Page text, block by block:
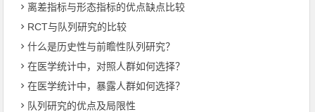
离差指标与形态指标的优点缺点比较
RCT与队列研究的比较
什么是历史性与前瞻性队列研究？
在医学统计中，对照人群如何选择？
在医学统计中，暴露人群如何选择？
队列研究的优点及局限性